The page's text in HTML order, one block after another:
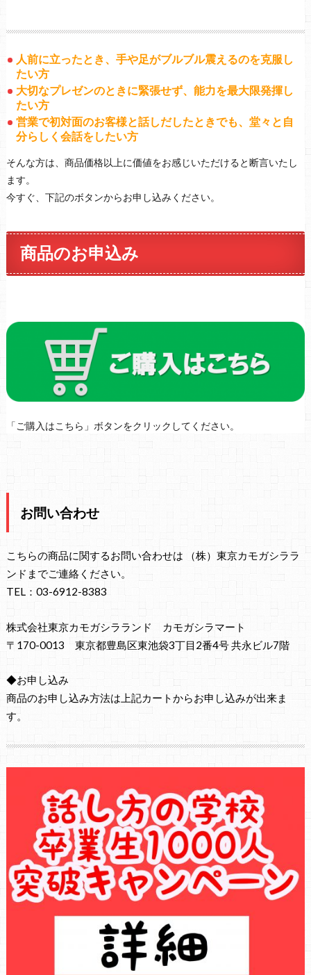
人前に立ったとき、手や足がブルブル震えるのを克服し
たい方
大切なプレゼンのときに緊張せず、能力を最大限発揮し
たい方
営業で初対面のお客様と話しだしたときでも、堂々と自
分らしく会話をしたい方
そんな方は、商品価格以上に価値をお感じいただけると断言いたし
ます。
今すぐ、下記のボタンからお申し込みください。
商品のお申込み
「ご購入はこちら」ボタンをクリックしてください。
お問い合わせ
こちらの商品に関するお問い合わせは （株）東京カモガシララ
ンドまでご連絡ください。
TEL：03-6912-8383
株式会社東京カモガシラランド カモガシラマート
〒170-0013 東京都豊島区東池袋3丁目2番4号 共永ビル7階
◆お申し込み
商品のお申し込み方法は上記カートからお申し込みが出来ま
す。